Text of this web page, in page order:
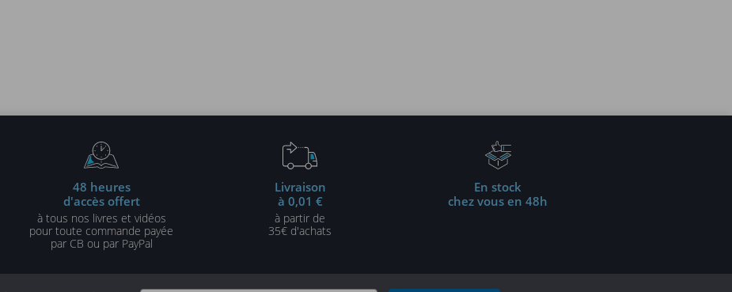
48 heures
d'accès offert
à tous nos livres et vidéos
pour toute commande payée
par CB ou par PayPal
Livraison
à 0,01 €
à partir de
35€ d'achats
En stock
chez vous en 48h